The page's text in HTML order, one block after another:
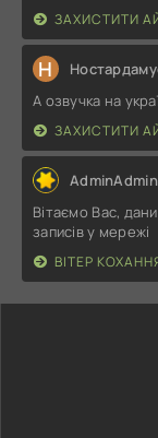
ЗАХИСТИТИ
Н
А озвучка на
ЗАХИСТИТИ
AdminAdmin
Вітаємо Вас,
записів у мережі
ВІТЕР